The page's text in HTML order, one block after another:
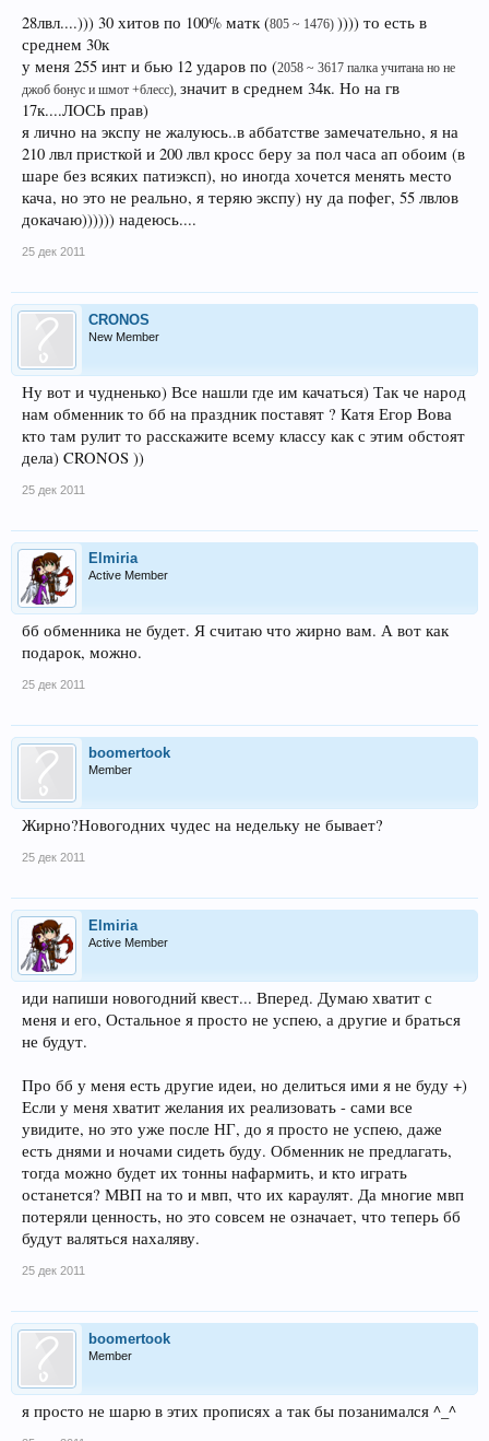
28лвл....))) 30 хитов по 100% матк (805 ~ 1476) )))) то есть в
среднем 30к
у меня 255 инт и бью 12 ударов по (2058 ~ 3617 палка учитана но не
джоб бонус и шмот +блесс), значит в среднем 34к. Но на гв
17к....ЛОСЬ прав)
я лично на экспу не жалуюсь..в аббатстве замечательно, я на
210 лвл присткой и 200 лвл кросс беру за пол часа ап обоим (в
шаре без всяких патиэксп), но иногда хочется менять место
кача, но это не реально, я теряю экспу) ну да пофег, 55 лвлов
докачаю)))))) надеюсь....
25 дек 2011
CRONOS
New Member
Ну вот и чудненько) Все нашли где им качаться) Так че народ
нам обменник то бб на праздник поставят ? Катя Егор Вова
кто там рулит то расскажите всему классу как с этим обстоят
дела) CRONOS ))
25 дек 2011
Elmiria
Active Member
бб обменника не будет. Я считаю что жирно вам. А вот как
подарок, можно.
25 дек 2011
boomertook
Member
Жирно?Новогодних чудес на недельку не бывает?
25 дек 2011
Elmiria
Active Member
иди напиши новогодний квест... Вперед. Думаю хватит с
меня и его, Остальное я просто не успею, а другие и браться
не будут.
Про бб у меня есть другие идеи, но делиться ими я не буду +)
Если у меня хватит желания их реализовать - сами все
увидите, но это уже после НГ, до я просто не успею, даже
есть днями и ночами сидеть буду. Обменник не предлагать,
тогда можно будет их тонны нафармить, и кто играть
останется? МВП на то и мвп, что их караулят. Да многие мвп
потеряли ценность, но это совсем не означает, что теперь бб
будут валяться нахаляву.
25 дек 2011
boomertook
Member
я просто не шарю в этих прописях а так бы позанимался ^_^